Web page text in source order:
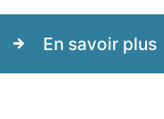
En savoir plus